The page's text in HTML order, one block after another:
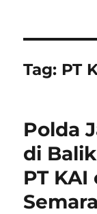
Tag: PT
Polda
di
PT